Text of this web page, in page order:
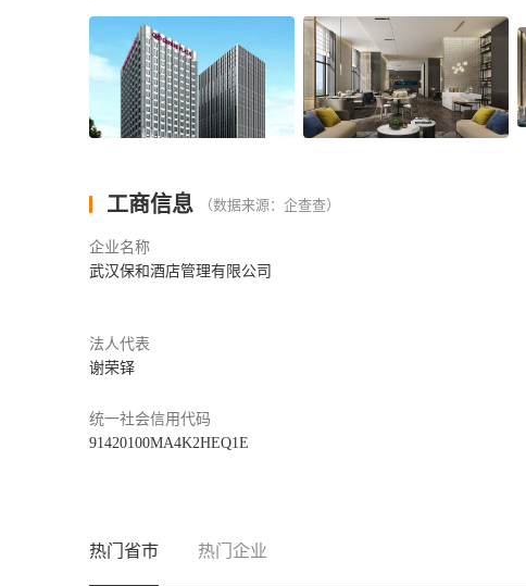
队都将协助宾客处理一切会议相关事务，是举办大型宴会，会
独具匠心的饕餮美食；闲暇时光，在大堂酒吧品酌招牌鸡尾酒
的室内恒温游泳池，为宾客提供舒活放松的伸展空间。
3号线体育中心站B出口直行50米
人才专线 ：027-84818888-6555
微信号：cpwhhr
公开招聘日：每周一至周五 9：00-12：00   14：00-17：00
工商信息 （数据来源：企查查）
企业名称
武汉保和酒店管理有限公司
法人代表
谢荣铎
统一社会信用代码
91420100MA4K2HEQ1E
热门省市 热门企业